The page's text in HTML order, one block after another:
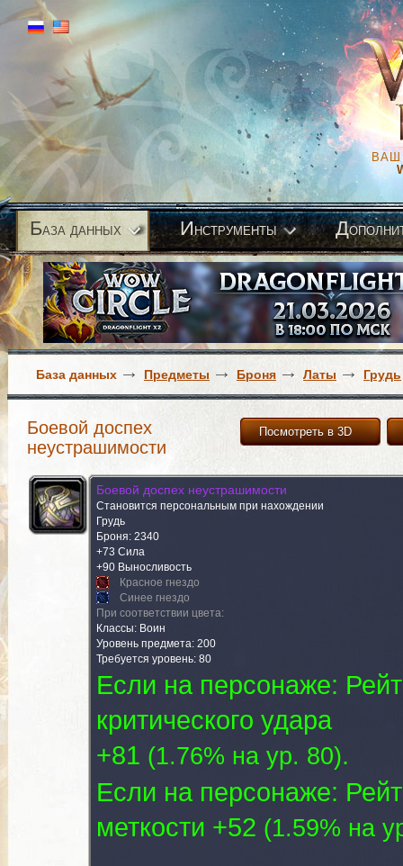
ВАШ
База данных Инструменты Д
База данных Предметы Броня Латы Грудь
Посмотреть в 3D
Боевой доспех
неустрашимости
Боевой доспех неустрашимости
Становится персональным при нахождении
Грудь
Броня: 2340
+73 Сила
+90 Выносливость
Красное гнездо
Синее гнездо
При соответствии цвета:
Классы: Воин
Уровень предмета: 200
Требуется уровень: 80
Если на персонаже:
критического удара
+81 (1.76% на yp. 80).
Если на персонаже:
меткости +52 (1.59% на